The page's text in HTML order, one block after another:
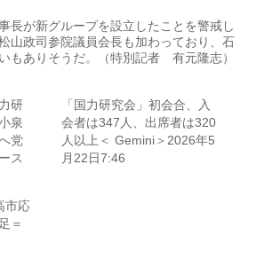
長が新グループを設立したことを警戒し
山政司参院議員会長も加わっており、石
もありそうだ。（特別記者 有元隆志）
研
泉
党
ス
「国力研究会」初会合、入
会者は347人、出席者は320
人以上＜ Gemini＞2026年5
月22日7:46
市応
＝